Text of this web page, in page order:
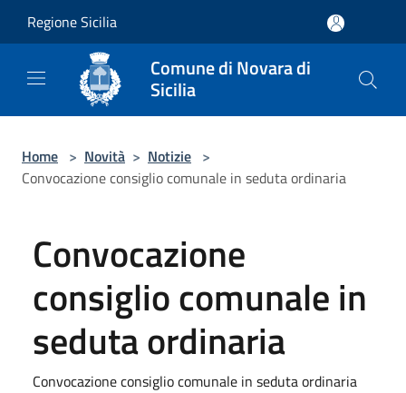
Regione Sicilia
Comune di Novara di
Sicilia
Home > Novità > Notizie >
Convocazione consiglio comunale in seduta ordinaria
Convocazione
consiglio comunale in
seduta ordinaria
Convocazione consiglio comunale in seduta ordinaria